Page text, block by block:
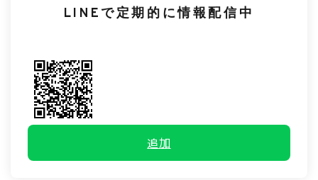
LINEで定期的に情報配信中
追加